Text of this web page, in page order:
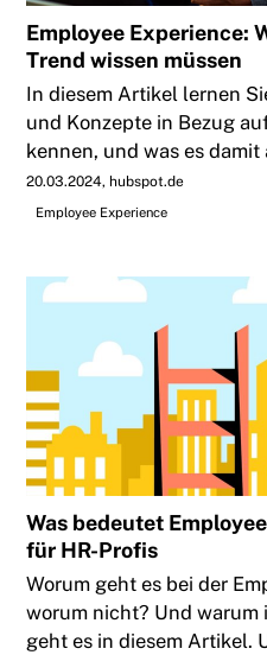
Employee Experience:
Trend wissen müssen
In diesem Artikel lernen
und Konzepte in Bezug
kennen, und was es
20.03.2024 hubspot.de
Employee Experience
Was bedeutet
für HR-Profis
Worum geht es bei der
worum nicht? Und warum
geht es in diesem Artikel.